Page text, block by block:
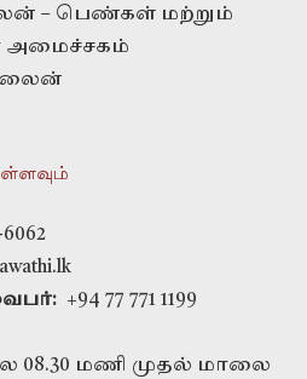
– பெண்கள் மற்றும்
அமைச்சகம்
6062
+94 77 771 1199
08.30 மணி முதல் மாலை